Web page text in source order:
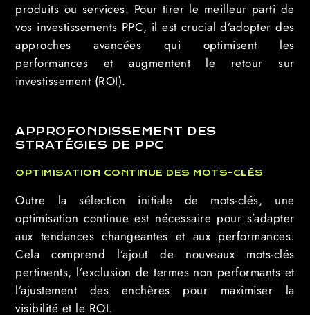
produits ou services. Pour tirer le meilleur parti de
vos investissements PPC, il est crucial d’adopter des
approches avancées qui optimisent les
performances et augmentent le retour sur
investissement (ROI).
APPROFONDISSEMENT DES
STRATÉGIES DE PPC
OPTIMISATION CONTINUE DES MOTS-CLÉS
Outre la sélection initiale de mots-clés, une
optimisation continue est nécessaire pour s’adapter
aux tendances changeantes et aux performances.
Cela comprend l’ajout de nouveaux mots-clés
pertinents, l’exclusion de termes non performants et
l’ajustement des enchères pour maximiser la
visibilité et le ROI.